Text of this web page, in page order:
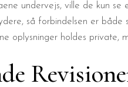
undervejs, ville de kun
så forbindelsen er
oplysninger holdes private,